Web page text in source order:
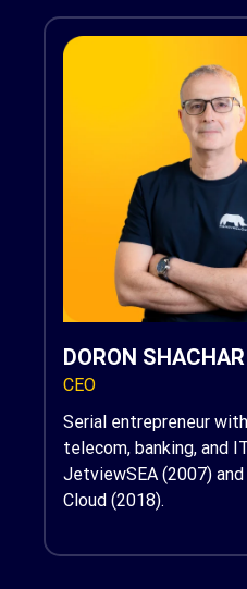
DORON SHACHAR
CEO
Serial entrepreneur
telecom, banking, and
JetviewSEA (2007) and
Cloud (2018).